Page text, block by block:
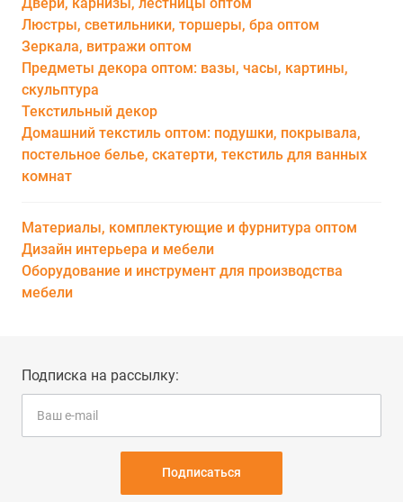
Люстры, светильники, торшеры, бра оптом
Зеркала, витражи оптом
Предметы декора оптом: вазы, часы, картины,
скульптура
Текстильный декор
Домашний текстиль оптом: подушки, покрывала,
постельное белье, скатерти, текстиль для ванных
комнат
Материалы, комплектующие и фурнитура оптом
Дизайн интерьера и мебели
Оборудование и инструмент для производства
мебели
Подписка на рассылку:
Подписаться